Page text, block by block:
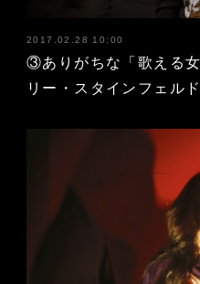
2017.02.28 10:00
③ありがちな「歌える
リー・スタインフェル